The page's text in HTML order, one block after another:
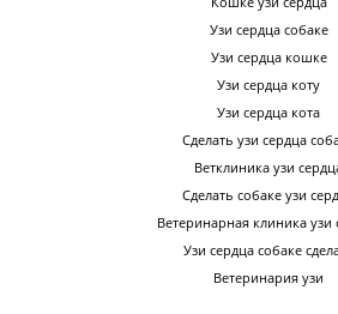
Узи сердца собаке
Узи сердца кошке
Узи сердца коту
Узи сердца кота
Сделать узи сердца
Ветклиника узи
Сделать собаке узи
Ветеринарная клиника узи
Узи сердца собаке
Ветеринария узи